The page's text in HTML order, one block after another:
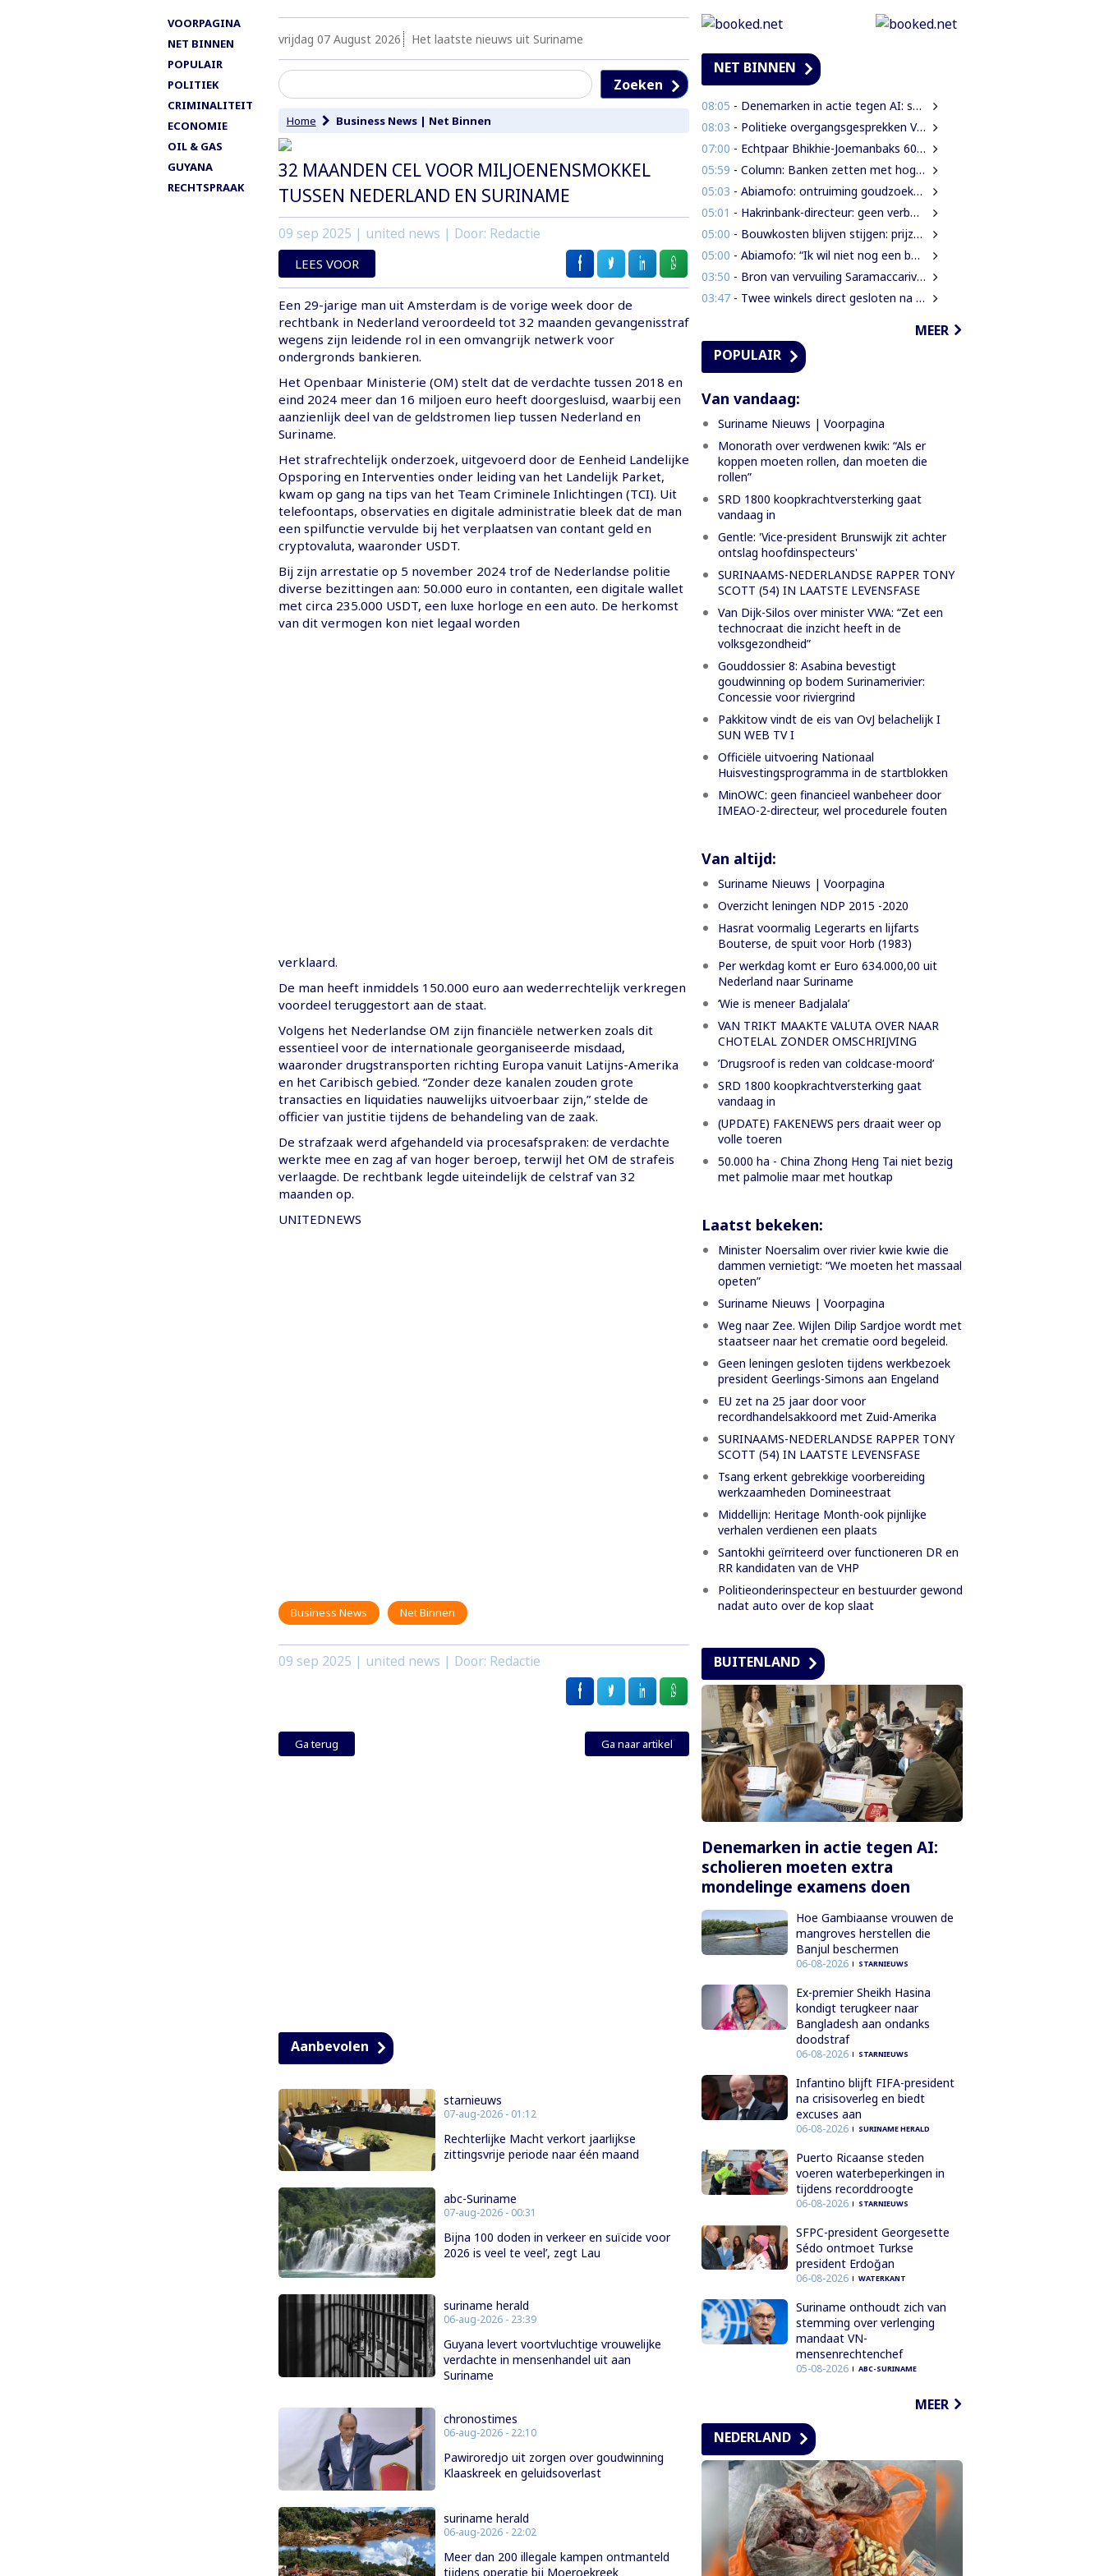
VOORPAGINA
NET BINNEN
POPULAIR
POLITIEK
CRIMINALITEIT
ECONOMIE
OIL & GAS
GUYANA
RECHTSPRAAK
vrijdag 07 August 2026 Het laatste nieuws uit Suriname
Zoeken
Home Business News| Net Binnen
32 MAANDEN CEL VOOR MILJOENENSMOKKEL
TUSSEN NEDERLAND EN SURINAME
09 sep 2025 | united news | Door: Redactie
LEES VOOR
Een 29-jarige man uit Amsterdam is de vorige week door de
rechtbank in Nederland veroordeeld tot 32 maanden gevangenisstraf
wegens zijn leidende rol in een omvangrijk netwerk voor
ondergronds bankieren.
Het Openbaar Ministerie (OM) stelt dat de verdachte tussen 2018 en
eind 2024 meer dan 16 miljoen euro heeft doorgesluisd, waarbij een
aanzienlijk deel van de geldstromen liep tussen Nederland en
Suriname.
Het strafrechtelijk onderzoek, uitgevoerd door de Eenheid Landelijke
Opsporing en Interventies onder leiding van het Landelijk Parket,
kwam op gang na tips van het Team Criminele Inlichtingen (TCI). Uit
telefoontaps, observaties en digitale administratie bleek dat de man
een spilfunctie vervulde bij het verplaatsen van contant geld en
cryptovaluta, waaronder USDT.
Bij zijn arrestatie op 5 november 2024 trof de Nederlandse politie
diverse bezittingen aan: 50.000 euro in contanten, een digitale wallet
met circa 235.000 USDT, een luxe horloge en een auto. De herkomst
van dit vermogen kon niet legaal worden
verklaard.
De man heeft inmiddels 150.000 euro aan wederrechtelijk verkregen
voordeel teruggestort aan de staat.
Volgens het Nederlandse OM zijn financiële netwerken zoals dit
essentieel voor de internationale georganiseerde misdaad,
waaronder drugstransporten richting Europa vanuit Latijns-Amerika
en het Caribisch gebied. “Zonder deze kanalen zouden grote
transacties en liquidaties nauwelijks uitvoerbaar zijn,” stelde de
officier van justitie tijdens de behandeling van de zaak.
De strafzaak werd afgehandeld via procesafspraken: de verdachte
werkte mee en zag af van hoger beroep, terwijl het OM de strafeis
verlaagde. De rechtbank legde uiteindelijk de celstraf van 32
maanden op.
UNITEDNEWS
Business News Net Binnen
09 sep 2025 | united news | Door: Redactie
Ga terug Ga naar artikel
Aanbevolen
starnieuws
07-aug-2026 - 01:12
Rechterlijke Macht verkort jaarlijkse
zittingsvrije periode naar één maand
abc-Suriname
07-aug-2026 - 00:31
Bijna 100 doden in verkeer en suïcide voor
2026 is veel te veel’, zegt Lau
suriname herald
06-aug-2026 - 23:39
Guyana levert voortvluchtige vrouwelijke
verdachte in mensenhandel uit aan
Suriname
chronostimes
06-aug-2026 - 22:10
Pawiroredjo uit zorgen over goudwinning
Klaaskreek en geluidsoverlast
suriname herald
06-aug-2026 - 22:02
Meer dan 200 illegale kampen ontmanteld
tijdens operatie bij Moeroekreek
NET BINNEN
08:05 - Denemarken in actie tegen AI: scholieren moeten extra mondelinge examens doen
08:03 - Politieke overgangsgesprekken Venezuela beginnen zonder Machado
07:00 - Echtpaar Bhikhie-Joemanbaks 60 jaar getrouwd
05:59 - Column: Banken zetten met hogere ATM-tarieven digitale economie op achterstand
05:03 - Abiamofo: ontruiming goudzoekers nodig na dodelijke risico’s in Moeroekreek en 21 Bergi
05:01 - Hakrinbank-directeur: geen verborgen motieven bij verkoop DSB-belang
05:00 - Bouwkosten blijven stijgen: prijzen in een jaar tijd gemiddeld 7,3% hoger
05:00 - Abiamofo: “Ik wil niet nog een bodybag sturen naar dat gebied”
03:50 - Bron van vervuiling Saramaccarivier nog niet vastgesteld, onderzoek in afrondende fase
03:47- Twee winkels direct gesloten na integrale controle in Houttuin
MEER
POPULAIR
Van vandaag:
Suriname Nieuws | Voorpagina
Monorath over verdwenen kwik: “Als er
koppen moeten rollen, dan moeten die
rollen”
SRD 1800 koopkrachtversterking gaat
vandaag in
Gentle: 'Vice-president Brunswijk zit achter
ontslag hoofdinspecteurs'
SURINAAMS-NEDERLANDSE RAPPER TONY
SCOTT (54) IN LAATSTE LEVENSFASE
Van Dijk-Silos over minister VWA: “Zet een
technocraat die inzicht heeft in de
volksgezondheid”
Gouddossier 8: Asabina bevestigt
goudwinning op bodem Surinamerivier:
Concessie voor riviergrind
Pakkitow vindt de eis van OvJ belachelijk I
SUN WEB TV I
Officiële uitvoering Nationaal
Huisvestingsprogramma in de startblokken
MinOWC: geen financieel wanbeheer door
IMEAO-2-directeur, wel procedurele fouten
Van altijd:
Suriname Nieuws | Voorpagina
Overzicht leningen NDP 2015 -2020
Hasrat voormalig Legerarts en lijfarts
Bouterse, de spuit voor Horb (1983)
Per werkdag komt er Euro 634.000,00 uit
Nederland naar Suriname
‘Wie is meneer Badjalala’
VAN TRIKT MAAKTE VALUTA OVER NAAR
CHOTELAL ZONDER OMSCHRIJVING
’Drugsroof is reden van coldcase-moord’
SRD 1800 koopkrachtversterking gaat
vandaag in
(UPDATE) FAKENEWS pers draait weer op
volle toeren
50.000 ha - China Zhong Heng Tai niet bezig
met palmolie maar met houtkap
Laatst bekeken:
Minister Noersalim over rivier kwie kwie die
dammen vernietigt: “We moeten het massaal
opeten”
Suriname Nieuws | Voorpagina
Weg naar Zee. Wijlen Dilip Sardjoe wordt met
staatseer naar het crematie oord begeleid.
Geen leningen gesloten tijdens werkbezoek
president Geerlings-Simons aan Engeland
EU zet na 25 jaar door voor
recordhandelsakkoord met Zuid-Amerika
SURINAAMS-NEDERLANDSE RAPPER TONY
SCOTT (54) IN LAATSTE LEVENSFASE
Tsang erkent gebrekkige voorbereiding
werkzaamheden Domineestraat
Middellijn: Heritage Month-ook pijnlijke
verhalen verdienen een plaats
Santokhi geïrriteerd over functioneren DR en
RR kandidaten van de VHP
Politieonderinspecteur en bestuurder gewond
nadat auto over de kop slaat
BUITENLAND
Denemarken in actie tegen AI:
scholieren moeten extra
mondelinge examens doen
Hoe Gambiaanse vrouwen de
mangroves herstellen die
Banjul beschermen
06-08-2026 STARNIEUWS
Ex-premier Sheikh Hasina
kondigt terugkeer naar
Bangladesh aan ondanks
doodstraf
06-08-2026 STARNIEUWS
Infantino blijft FIFA-president
na crisisoverleg en biedt
excuses aan
06-08-2026 SURINAME HERALD
Puerto Ricaanse steden
voeren waterbeperkingen in
tijdens recorddroogte
06-08-2026 STARNIEUWS
SFPC-president Georgesette
Sédo ontmoet Turkse
president Erdoğan
06-08-2026 WATERKANT
Suriname onthoudt zich van
stemming over verlenging
mandaat VN-
mensenrechtenchef
05-08-2026 ABC-SURINAME
MEER
NEDERLAND